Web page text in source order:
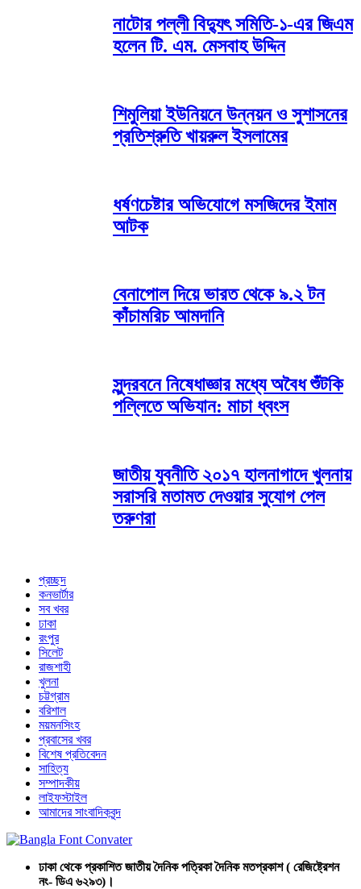
নাটোর পল্লী বিদ্যুৎ সমিতি-১-এর জিএম
হলেন টি. এম. মেসবাহ উদ্দিন
শিমুলিয়া ইউনিয়নে উন্নয়ন ও সুশাসনের
প্রতিশ্রুতি খায়রুল ইসলামের
ধর্ষণচেষ্টার অভিযোগে মসজিদের ইমাম
আটক
বেনাপোল দিয়ে ভারত থেকে ৯.২ টন
কাঁচামরিচ আমদানি
​সুন্দরবনে নিষেধাজ্ঞার মধ্যে অবৈধ শুঁটকি
পল্লিতে অভিযান: মাচা ধ্বংস
জাতীয় যুবনীতি ২০১৭ হালনাগাদে খুলনায়
সরাসরি মতামত দেওয়ার সুযোগ পেল
তরুণরা
প্রচ্ছদ
কনভার্টার
সব খবর
ঢাকা
রংপুর
সিলেট
রাজশাহী
খুলনা
চট্টগ্রাম
বরিশাল
ময়মনসিংহ
প্রবাসের খবর
বিশেষ প্রতিবেদন
সাহিত্য
সম্পাদকীয়
লাইফস্টাইল
আমাদের সাংবাদিকবৃন্দ
ঢাকা থেকে প্রকাশিত জাতীয় দৈনিক পত্রিকা দৈনিক মতপ্রকাশ ( রেজিষ্ট্রেশন
নং- ডিএ ৬২৯৩)।